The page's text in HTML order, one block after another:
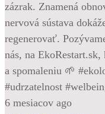
zázrak. Znamená
nervová sústava
regenerovať.
nás, na
a spomaleniu 🌱
#udrzatelnost
6 mesiacov ago